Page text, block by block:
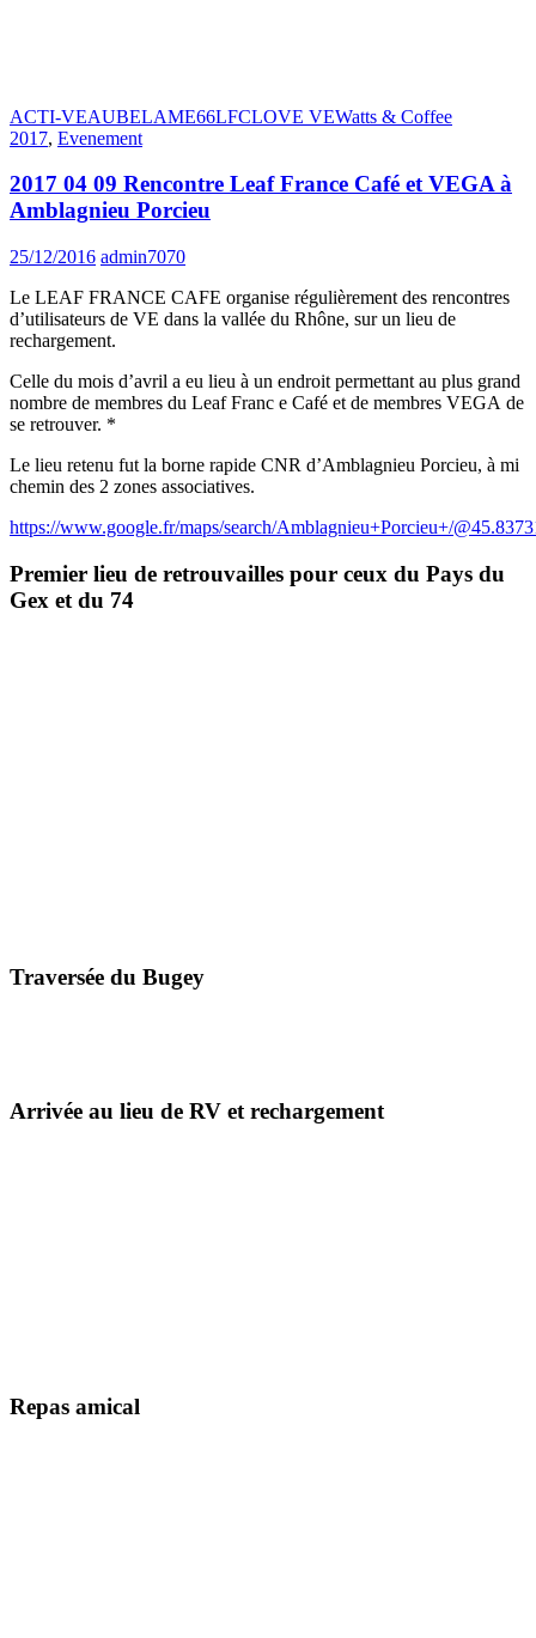
ACTI-VEAUBELAME66LFCLOVE VEWatts & Coffee
2017, Evenement
2017 04 09 Rencontre Leaf France Café et VEGA à
Amblagnieu Porcieu
25/12/2016 admin7070
Le LEAF FRANCE CAFE organise régulièrement des rencontres
d’utilisateurs de VE dans la vallée du Rhône, sur un lieu de
rechargement.
Celle du mois d’avril a eu lieu à un endroit permettant au plus grand
nombre de membres du Leaf Franc e Café et de membres VEGA de
se retrouver. *
Le lieu retenu fut la borne rapide CNR d’Amblagnieu Porcieu, à mi
chemin des 2 zones associatives.
https://www.google.fr/maps/search/Amblagnieu+Porcieu+/
Premier lieu de retrouvailles pour ceux du Pays du
Gex et du 74
Traversée du Bugey
Arrivée au lieu de RV et rechargement
Repas amical